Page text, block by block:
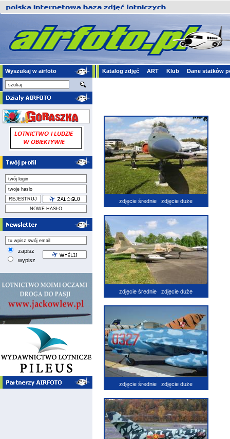
Wyszukaj w airfoto Katalog zdjęć ART Klub Dane statków
zapisz
wypisz
zdjęcie średnie zdjęcie duże
zdjęcie średnie zdjęcie duże
zdjęcie średnie zdjęcie duże